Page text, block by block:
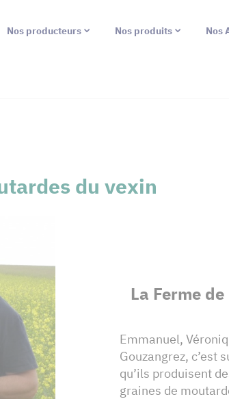
Nos producteurs Nos produits Nos
du vexin
La Ferme
Emmanuel,
Gouzangrez, c’est
qu’ils produisent
graines de